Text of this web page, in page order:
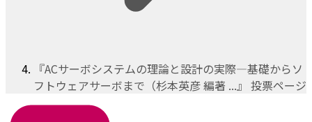
『ACサーボシステムの理論と設計の実際―基礎からソ
フトウェアサーボまで（杉本英彦 編著 ...』 投票ページ